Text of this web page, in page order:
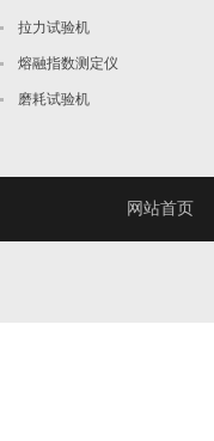
拉力试验机
熔融指数测定仪
磨耗试验机
网站首页